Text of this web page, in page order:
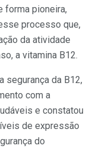
forma pioneira,
processo que,
da atividade
a vitamina B12.
segurança da B12,
com a
e constatou
de expressão
do